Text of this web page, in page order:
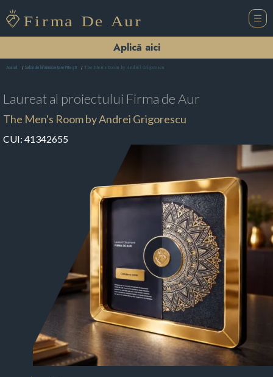
Aplică aici
Acasă Salon de înfrumusețare Piteşti The Men's Room by Andrei Grigorescu
Laureat al proiectului Firma de Aur
The Men's Room by Andrei Grigorescu
CUI: 41342655